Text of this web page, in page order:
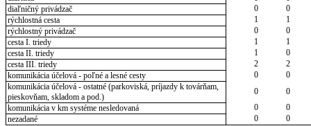
diaľničný privádzač
0
0
rýchlostná cesta
1
1
rýchlostný privádzač
0
0
cesta I. triedy
1
1
cesta II. triedy
1
0
cesta III. triedy
2
2
komunikácia účelová - poľné a lesné cesty
0
0
komunikácia účelová - ostatné (parkoviská, príjazdy k továrňam,
pieskovňam, skladom a pod.)
0
0
komunikácia v km systéme nesledovaná
0
0
nezadané
0 0